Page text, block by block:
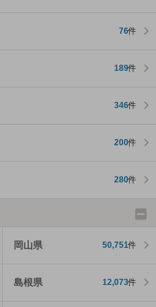
76件
189件
346件
200件
280件
岡山県 50,751件
島根県 12,073件